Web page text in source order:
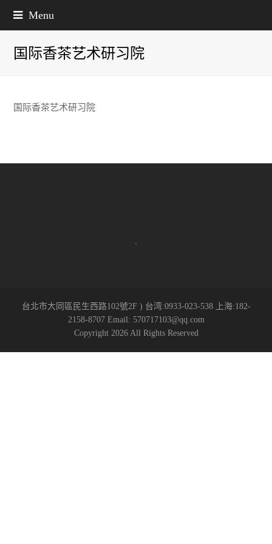
Menu
国际香茶艺术研习院
国际香茶艺术研习院
.
台北市大同區民生西路102號2F ) 台湾:0933-023-538 上海:182-
2158-8707 Email: 570717103@qq.com
Copyright 2026 All Rights Reserved